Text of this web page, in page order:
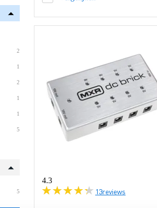
2
1
2
1
1
5
5
4.3
13reviews